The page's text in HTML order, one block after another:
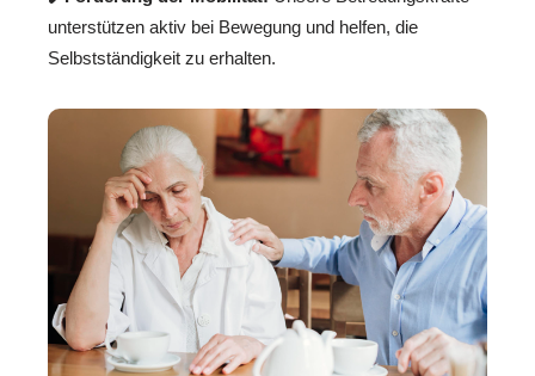
unterstützen aktiv bei Bewegung und helfen, die
Selbstständigkeit zu erhalten.